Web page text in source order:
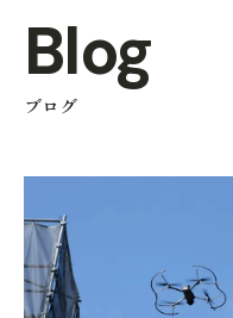
ブログ
Blog